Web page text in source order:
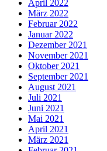
April 2022
März 2022
Februar 2022
Januar 2022
Dezember 2021
November 2021
Oktober 2021
September 2021
August 2021
Juli 2021
Juni 2021
Mai 2021
April 2021
März 2021